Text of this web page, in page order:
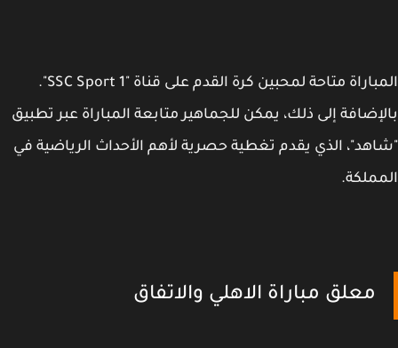
المباراة متاحة لمحبين كرة القدم على قناة "SSC Sport 1".
إلى ذلك، يمكن للجماهير متابعة المباراة عبر تطبيق
الذي يقدم تغطية حصرية لأهم الأحداث الرياضية في
معلق مباراة الاهلي والاتفاق